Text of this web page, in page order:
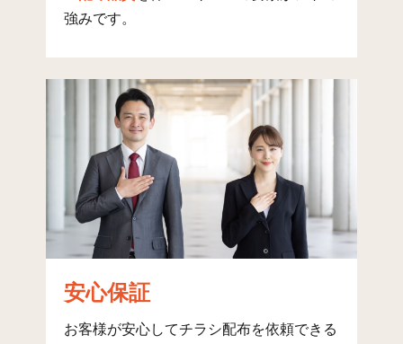
はびきの(1) 16
はびきの(2) 166
はびきの(3) 48 156
はびきの(4) 671
はびきの(5) 45 729
はびきの(6)
はびきの(7) 10 56
強みです。
安心保証
お客様が安心してチラシ配布を依頼できる